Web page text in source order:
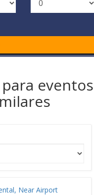
eventos
Near Airport